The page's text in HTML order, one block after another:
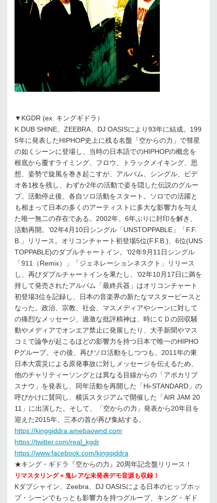
▼KGDR (ex. キングギドラ）
K DUB SHINE、ZEEBRA、DJ OASISにより93年に結成。199
5年に発表したHIPHOP史上に残る名盤「空からの力」で彗星
の如くシーンに登場し、当時の日本語でのHIPHOPの概念を
根底から覆すライミング、フロウ、トラックメイキング、思
想、姿勢で旋風を巻き起こすが、アルバム、シングル、ビデ
オ各1枚を残し、わずか2年の活動で姿を隠した伝説のグルー
プ。活動停止後、各自ソロ活動をスタート。ソロでの活躍と
も相まって日本の多くのアーティストに多大な影響力を与え
た唯一無二の存在である。2002年、6年ぶりに封印を解き、
活動再開。’02年4月10日シングル「UNSTOPPABLE」「F.F.
B.」リリース。オリコンチャート初登場5位(F.F.B.)、6位(UNS
TOPPABLE)のダブルチャートイン。’02年9月11日シングル
「911（Remix）」「ジェネレーションネスクト」リリース
し、再びダブルチャートインを果たし、’02年10月17日に満を
持して発売されたアルバム「最終兵器」はオリコンチャート
初登場3位を記録し、日本の音楽界の新たなマスターピースと
なった。政治、宗教、社会、マスメディアやシーンに対して
の痛烈なメッセージ、過激な批評精神は、時にＣＤの回収騒
動やメディアでオンエア禁止に発展したり、大手新聞やマス
コミで論争が起こるほどの影響力を持つ日本で唯一のHIPHO
Pグループ。その後、再びソロ活動をしつつも、2011年の東
日本大震災による原発事故に対しメッセージを伝えるため、
他のチャリティーソングとは異なる目線からの「アポカリプ
スナウ」を発表し、同年活動を再開した「Hi-STANDARD」の
呼びかけに賛同し、横浜スタジアムで開催した「AIR JAM 20
11」に出演した。そして、「空からの力」発表から20年目を
迎えた2015年、三本の首が再び集結する。
https://kinggiddra.amebaownd.com
https://twitter.com/real_kgdr
https://www.facebook.com/kinggiddra
★キング・ギドラ『空からの力』20周年記念盤リリース！
リマスタリング＋鬼レアな未発表デモ音源も収録！
Kダブシャイン、Zeebra、DJ OASISによる日本のヒップホッ
プ・シーンでもっとも影響力を持つグループ、キング・ギド